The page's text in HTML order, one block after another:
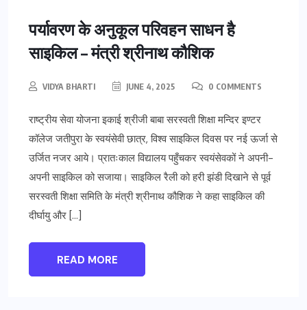
पर्यावरण के अनुकूल परिवहन साधन है
साइकिल – मंत्री श्रीनाथ कौशिक
VIDYA BHARTI JUNE 4, 2025 0 COMMENTS
राष्ट्रीय सेवा योजना इकाई श्रीजी बाबा सरस्वती शिक्षा मन्दिर इण्टर
कॉलेज जतीपुरा के स्वयंसेवी छात्र, विश्व साइकिल दिवस पर नई ऊर्जा से
उर्जित नजर आये। प्रातःकाल विद्यालय पहुँचकर स्वयंसेवकों ने अपनी-
अपनी साइकिल को सजाया। साइकिल रैली को हरी झंडी दिखाने से पूर्व
सरस्वती शिक्षा समिति के मंत्री श्रीनाथ कौशिक ने कहा साइकिल की
दीर्घायु और […]
READ MORE